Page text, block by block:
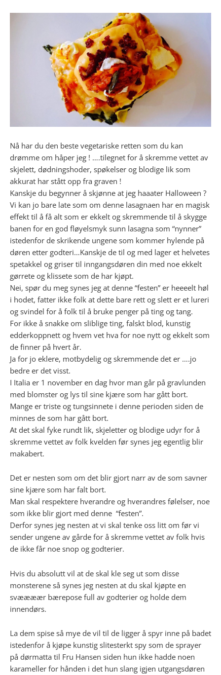
Nå har du den beste vegetariske retten som du kan
drømme om håper jeg ! ….tilegnet for å skremme vettet av
skjelett, dødningshoder, spøkelser og blodige lik som
akkurat har stått opp fra graven !
Kanskje du begynner å skjønne at jeg haaater Halloween ?
Vi kan jo bare late som om denne lasagnaen har en magisk
effekt til å få alt som er ekkelt og skremmende til å skygge
banen for en god fløyelsmyk sunn lasagna som “nynner”
istedenfor de skrikende ungene som kommer hylende på
døren etter godteri…Kanskje de til og med lager et helvetes
spetakkel og griser til inngangsdøren din med noe ekkelt
gørrete og klissete som de har kjøpt.
Nei, spør du meg synes jeg at denne “festen” er heeeelt høl
i hodet, fatter ikke folk at dette bare rett og slett er et lureri
og svindel for å folk til å bruke penger på ting og tang.
For ikke å snakke om sliblige ting, falskt blod, kunstig
edderkoppnett og hvem vet hva for noe nytt og ekkelt som
de finner på hvert år.
Ja for jo eklere, motbydelig og skremmende det er ….jo
bedre er det visst.
I Italia er 1 november en dag hvor man går på gravlunden
med blomster og lys til sine kjære som har gått bort.
Mange er triste og tungsinnete i denne perioden siden de
minnes de som har gått bort.
At det skal fyke rundt lik, skjeletter og blodige udyr for å
skremme vettet av folk kvelden før synes jeg egentlig blir
makabert.
Det er nesten som om det blir gjort narr av de som savner
sine kjære som har falt bort.
Man skal respektere hverandre og hverandres følelser, noe
som ikke blir gjort med denne “festen”.
Derfor synes jeg nesten at vi skal tenke oss litt om før vi
sender ungene av gårde for å skremme vettet av folk hvis
de ikke får noe snop og godterier.
Hvis du absolutt vil at de skal kle seg ut som disse
monsterene så synes jeg nesten at du skal kjøpte en
svæææær bærepose full av godterier og holde dem
innendørs.
La dem spise så mye de vil til de ligger å spyr inne på badet
istedenfor å kjøpe kunstig slitesterkt spy som de sprayer
på dørmatta til Fru Hansen siden hun ikke hadde noen
karameller for hånden i det hun slang igjen utgangsdøren